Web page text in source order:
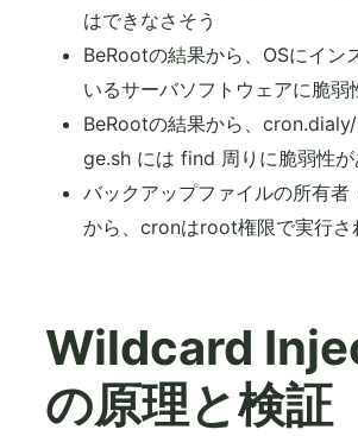
はできなさそう
BeRootの結果から、OSにイン
いるサーバソフトウェアに脆弱
BeRootの結果から、
ge.sh には find 周りに脆弱性が
バックアップファイルの所有者
から、cronはroot権限で実行さ
Wildcard
の原理と検証